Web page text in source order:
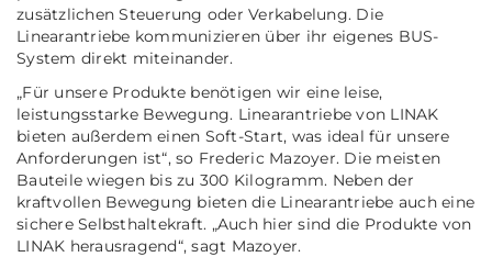
zusätzlichen Steuerung oder Verkabelung. Die
Linearantriebe kommunizieren über ihr eigenes BUS-
System direkt miteinander.
„Für unsere Produkte benötigen wir eine leise,
leistungsstarke Bewegung. Linearantriebe von LINAK
bieten außerdem einen Soft-Start, was ideal für unsere
Anforderungen ist“, so Frederic Mazoyer. Die meisten
Bauteile wiegen bis zu 300 Kilogramm. Neben der
kraftvollen Bewegung bieten die Linearantriebe auch eine
sichere Selbsthaltekraft. „Auch hier sind die Produkte von
LINAK herausragend“, sagt Mazoyer.